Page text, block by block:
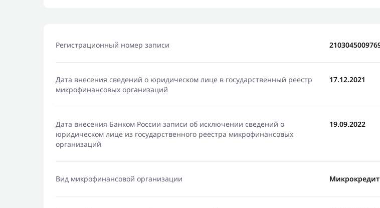
Регистрационный номер записи
Дата внесения сведений о юридическом лице в государственный реестр
микрофинансовых организаций
17.12.2021
Дата внесения Банком России записи об исключении сведений о
юридическом лице из государственного реестра микрофинансовых
организаций
19.09.2022
Вид микрофинансовой организации